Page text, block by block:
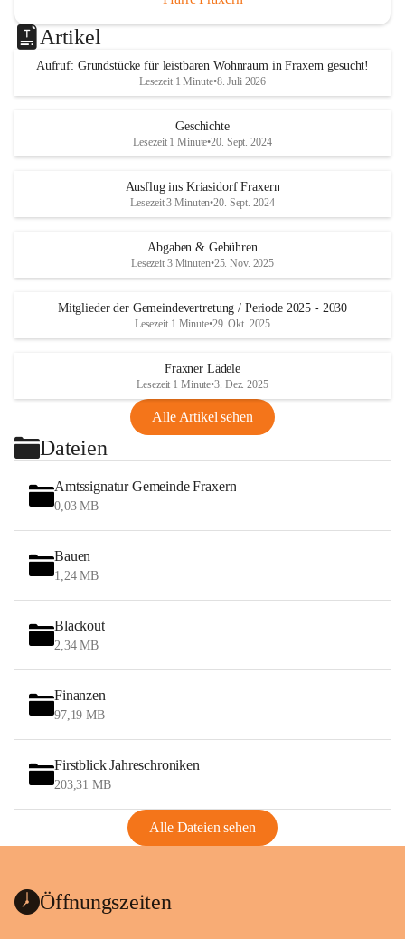
Artikel
Aufruf: Grundstücke für leistbaren Wohnraum in Fraxern gesucht!
Lesezeit 1 Minute•8. Juli 2026
Geschichte
Lesezeit 1 Minute•20. Sept. 2024
Ausflug ins Kriasidorf Fraxern
Lesezeit 3 Minuten•20. Sept. 2024
Abgaben & Gebühren
Lesezeit 3 Minuten•25. Nov. 2025
Mitglieder der Gemeindevertretung / Periode 2025 - 2030
Lesezeit 1 Minute•29. Okt. 2025
Fraxner Lädele
Lesezeit 1 Minute•3. Dez. 2025
Alle Artikel sehen
Dateien
Amtssignatur Gemeinde Fraxern
0,03 MB
Bauen
1,24 MB
Blackout
2,34 MB
Finanzen
97,19 MB
Firstblick Jahreschroniken
203,31 MB
Alle Dateien sehen
Öffnungszeiten